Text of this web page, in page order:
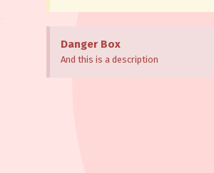
Danger Box
And this is a description